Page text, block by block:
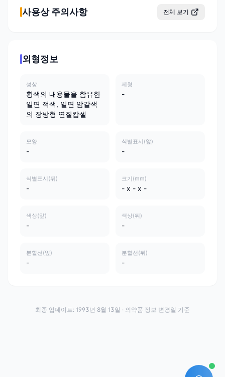
사용상 주의사항 전체 보기
외형정보
성상
황색의 내용물을 함유한
일면 적색, 일면 암갈색
의 장방형 연질캅셀
제형
-
모양
-
식별표시(앞)
-
식별표시(뒤)
-
크기(mm)
- x - x -
색상(앞)
-
색상(뒤)
-
분할선(앞)
-
분할선(뒤)
-
최종 업데이트: 1993년 8월 13일 · 의약품 정보 변경일 기준